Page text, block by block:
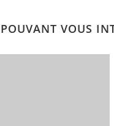
VOUS